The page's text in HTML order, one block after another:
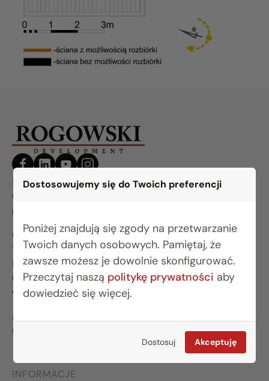
Dostosowujemy się do Twoich preferencji
Poniżej znajdują się zgody na przetwarzanie
Twoich danych osobowych. Pamiętaj, że
zawsze możesz je dowolnie skonfigurować.
Przeczytaj naszą politykę prywatności aby
dowiedzieć się więcej.
Dostosuj Akceptuję
BIURO BIAŁYSTOK
(85) 749 99 09
mieszkania@rogowskidevelopment.pl
ul. Legionowa 28 lok. 202
15-281 Białystok
BIURO WARSZAWA
(22) 642 03 55
warszawa@rogowskidevelopment.pl
al. Wilanowska 67E lok. U5
02-765 Warszawa
INFORMACJE